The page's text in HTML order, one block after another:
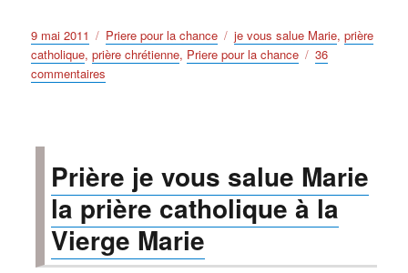
Publié
le
9 mai 2011 Catégories
Priere pour la chance Étiquettes
je vous salue Marie,prière
catholique,prière chrétienne, Priere pour la chance
36
commentaires
chance
Prière je vous salue Marie
la prière catholique à la
Vierge Marie